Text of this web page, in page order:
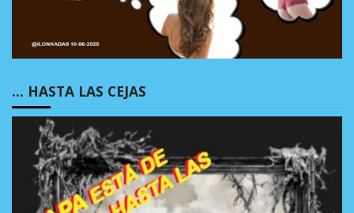
… HASTA LAS CEJAS